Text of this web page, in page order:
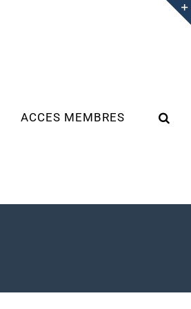
ACCES MEMBRES